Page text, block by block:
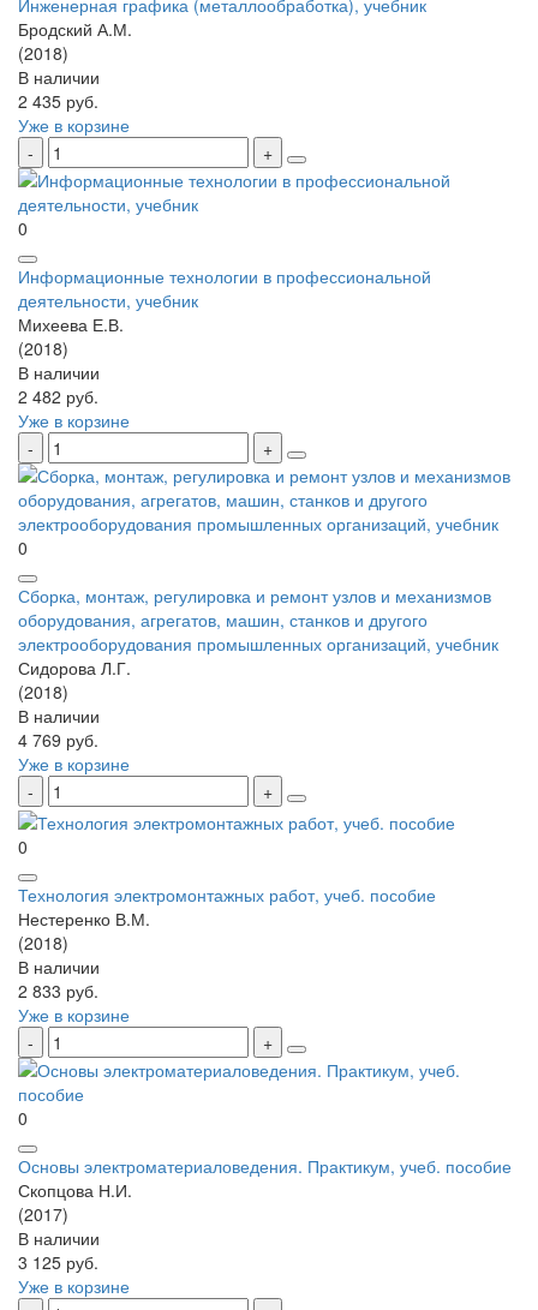
Инженерная графика (металлообработка), учебник
Бродский А.М.
(2018)
В наличии
2 435 руб.
Уже в корзине
0
Информационные технологии в профессиональной
деятельности, учебник
Михеева Е.В.
(2018)
В наличии
2 482 руб.
Уже в корзине
0
Сборка, монтаж, регулировка и ремонт узлов и механизмов
оборудования, агрегатов, машин, станков и другого
электрооборудования промышленных организаций, учебник
Сидорова Л.Г.
(2018)
В наличии
4 769 руб.
Уже в корзине
0
Технология электромонтажных работ, учеб. пособие
Нестеренко В.М.
(2018)
В наличии
2 833 руб.
Уже в корзине
0
Основы электроматериаловедения. Практикум, учеб. пособие
Скопцова Н.И.
(2017)
В наличии
3 125 руб.
Уже в корзине